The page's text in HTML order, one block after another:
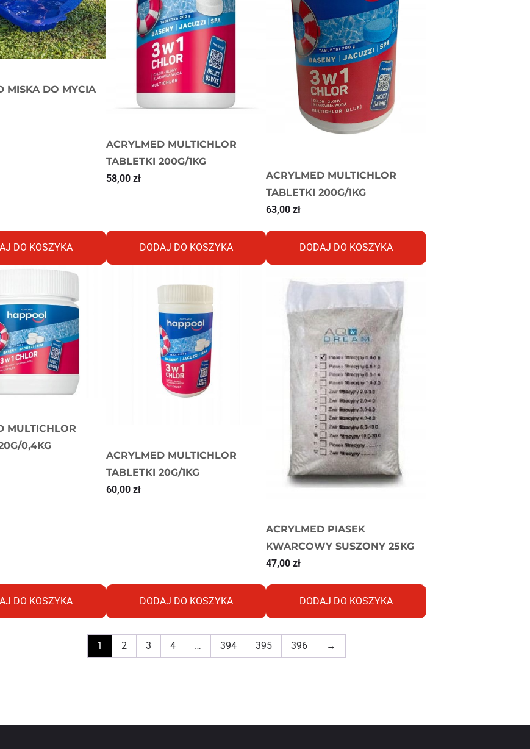
MISKA DO MYCIA
DO KOSZYKA
ACRYLMED MULTICHLOR
TABLETKI 200G/1KG
58,00 zł
DODAJ DO KOSZYKA
ACRYLMED MULTICHLOR
TABLETKI 200G/1KG
63,00zł
DODAJ DO KOSZYKA
MULTICHLOR
0,4KG
DO KOSZYKA
ACRYLMED MULTICHLOR
TABLETKI 20G/1KG
60,00 zł
DODAJ DO KOSZYKA
ACRYLMED PIASEK
KWARCOWY SUSZONY 25KG
47,00zł
DODAJ DO KOSZYKA
1 2 3 4 … 394 395 396 →